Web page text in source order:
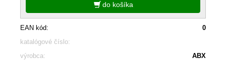
do košíka
EAN kód:
0
katalógové číslo:
výrobca:
ABX